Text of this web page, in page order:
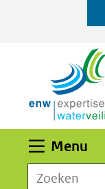
website
worden
toegestaanMenu
Zoeken